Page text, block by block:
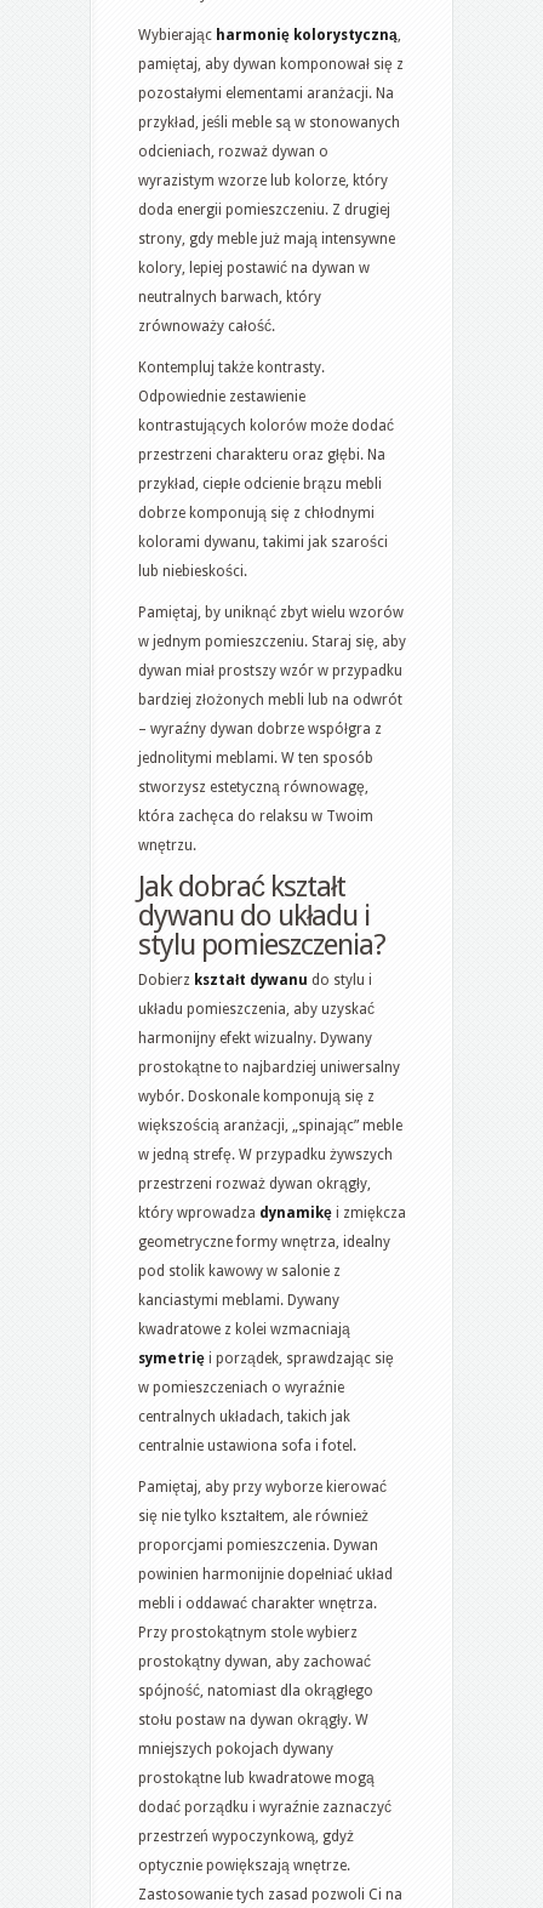
Wybierając harmonię kolorystyczną,
pamiętaj, aby dywan komponował się z
pozostałymi elementami aranżacji. Na
przykład, jeśli meble są w stonowanych
odcieniach, rozważ dywan o
wyrazistym wzorze lub kolorze, który
doda energii pomieszczeniu. Z drugiej
strony, gdy meble już mają intensywne
kolory, lepiej postawić na dywan w
neutralnych barwach, który
zrównoważy całość.
Kontempluj także kontrasty.
Odpowiednie zestawienie
kontrastujących kolorów może dodać
przestrzeni charakteru oraz głębi. Na
przykład, ciepłe odcienie brązu mebli
dobrze komponują się z chłodnymi
kolorami dywanu, takimi jak szarości
lub niebieskości.
Pamiętaj, by uniknąć zbyt wielu wzorów
w jednym pomieszczeniu. Staraj się, aby
dywan miał prostszy wzór w przypadku
bardziej złożonych mebli lub na odwrót
– wyraźny dywan dobrze współgra z
jednolitymi meblami. W ten sposób
stworzysz estetyczną równowagę,
która zachęca do relaksu w Twoim
wnętrzu.
Jakdobrać kształt
dywanu do układu i
stylu pomieszczenia?
Dobierz kształt dywanu do stylu i
układu pomieszczenia, aby uzyskać
harmonijny efekt wizualny. Dywany
prostokątne to najbardziej uniwersalny
wybór. Doskonale komponują się z
większością aranżacji, „spinając” meble
w jedną strefę. W przypadku żywszych
przestrzeni rozważ dywan okrągły,
który wprowadza dynamikę i zmiękcza
geometryczne formy wnętrza, idealny
pod stolik kawowy w salonie z
kanciastymi meblami. Dywany
kwadratowe z kolei wzmacniają
symetrię i porządek, sprawdzając się
w pomieszczeniach o wyraźnie
centralnych układach, takich jak
centralnie ustawiona sofa i fotel.
Pamiętaj, aby przy wyborze kierować
się nie tylko kształtem, ale również
proporcjami pomieszczenia. Dywan
powinien harmonijnie dopełniać układ
mebli i oddawać charakter wnętrza.
Przy prostokątnym stole wybierz
prostokątny dywan, aby zachować
spójność, natomiast dla okrągłego
stołu postaw na dywan okrągły. W
mniejszych pokojach dywany
prostokątne lub kwadratowe mogą
dodać porządku i wyraźnie zaznaczyć
przestrzeń wypoczynkową, gdyż
optycznie powiększają wnętrze.
Zastosowanie tych zasad pozwoli Ci na